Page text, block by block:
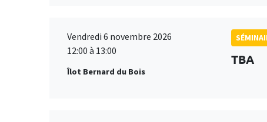
Vendredi 6 novembre 2026
12:00 à 13:00
Îlot Bernard du Bois
TBA